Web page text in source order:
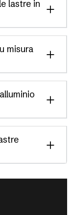
lastre in
misura